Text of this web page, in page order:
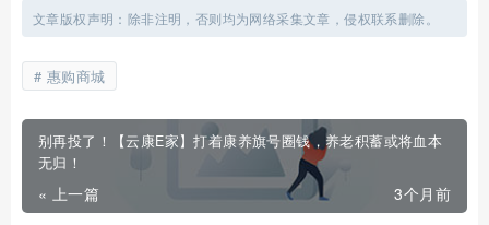
文章版权声明：除非注明，否则均为网络采集文章，侵权联系删除。
惠购商城
别再投了！【云康E家】打着康养旗号圈钱，养老积蓄或将血本
无归！
« 上一篇 3个月前